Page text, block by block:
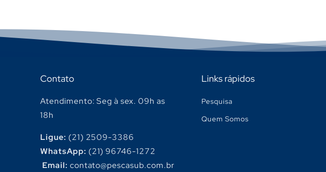
Contato
Atendimento: Seg à sex. 09h as
18h
Ligue: (21) 2509-3386
WhatsApp: (21) 96746-1272
Email: contato@pescasub.com.br
Links rápidos
Pesquisa
Quem Somos